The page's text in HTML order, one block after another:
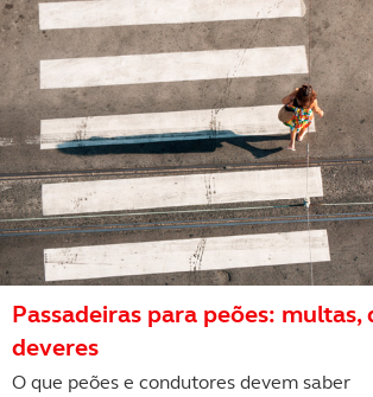
Passadeiras para peões: multas,
deveres
O que peões e condutores devem saber